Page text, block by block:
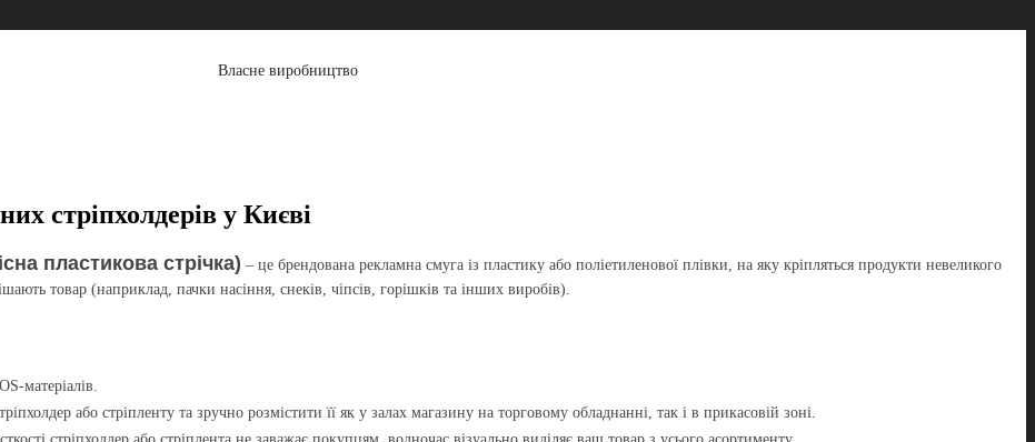
Власне виробництво
стріпхолдерів у Києві
пластикова стрічка) – це брендована рекламна смуга із пластику або поліетиленової плівки, на яку кріпляться продукти невеликого
товар (наприклад, пачки насіння, снеків, чіпсів, горішків та інших виробів).
матеріалів.
або стріпленту та зручно розмістити її як у залах магазину на торговому обладнанні, так і в прикасовій зоні.